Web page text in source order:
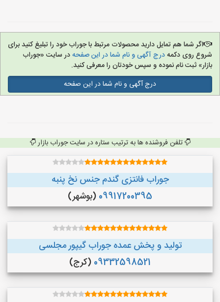
اگر شما هم تمایل دارید محصولات مرتبط با جوراب خود را تبلیغ کنید برای
شروع روی دکمهدرج آگهی و نام شما در این صفحهدر سایت «جوراب
بازار» ثبت نام نموده و سپس خودتان را معرفی کنید.
درج آگهی و نام شما در این صفحه
تلفن فروشنده ها به ترتیب ستاره در سایت جوراب بازار
جوراب فانتزی گندم جنس نخ پنبه
09917200395 (بوشهر)
تولید و پخش عمده جوراب گیپور مجلسی
09332598521 (کرج)